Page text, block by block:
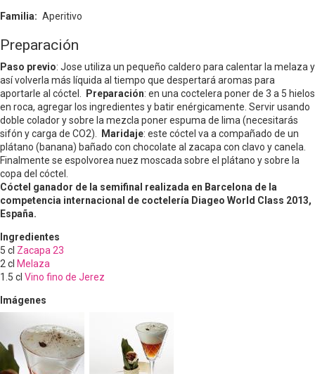
Familia Aperitivo
Preparación
Paso previo: Jose utiliza un pequeño caldero para calentar la melaza y
así volverla más líquida al tiempo que despertará aromas para
aportarle al cóctel.
Preparación: en una coctelera poner de 3 a 5 hielos
en roca, agregar los ingredientes y batir enérgicamente. Servir usando
doble colador y sobre la mezcla poner espuma de lima (necesitarás
sifón y carga de CO2).
Maridaje: este cóctel va a compañado de un
plátano (banana) bañado con chocolate al zacapa con clavo y canela.
Finalmente se espolvorea nuez moscada sobre el plátano y sobre la
copa del cóctel.
Cóctel ganador de la semifinal realizada en Barcelona de la
competencia internacional de coctelería Diageo World Class 2013,
España.
Ingredientes
5 cl Zacapa 23
2cl Melaza
1.5 cl Vino fino de Jerez
Imágenes